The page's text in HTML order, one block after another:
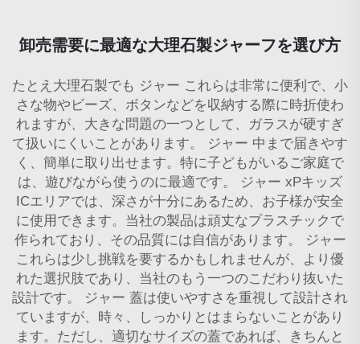
卸売需要に最適な大理石製ジャーフを選び方
たとえ大理石製でも ジャー これらは非常に便利で、小
さな物やビーズ、ボタンなどを収納する際に時折使わ
れますが、大きな問題の一つとして、ガラスが硬すぎ
て扱いにくいことがあります。
ジャー 中まで届きやす
く、簡単に取り出せます。特に子どもがいるご家庭で
は、遊びながら使うのに最適です。
ジャー xPキッズ
ICエリアでは、深さが十分にあるため、お子様が安全
に使用できます。当社の製品は頑丈なプラスチックで
作られており、その品質には自信があります。
ジャー
これらは少し挑戦を要するかもしれませんが、より優
れた選択肢であり、当社のもう一つのこだわり抜いた
設計です。
ジャー 蓋は使いやすさを重視して設計され
ていますが、時々、しっかりとはまらないことがあり
ます。ただし、適切なサイズの蓋であれば、きちんと